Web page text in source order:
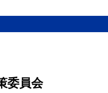
委員会